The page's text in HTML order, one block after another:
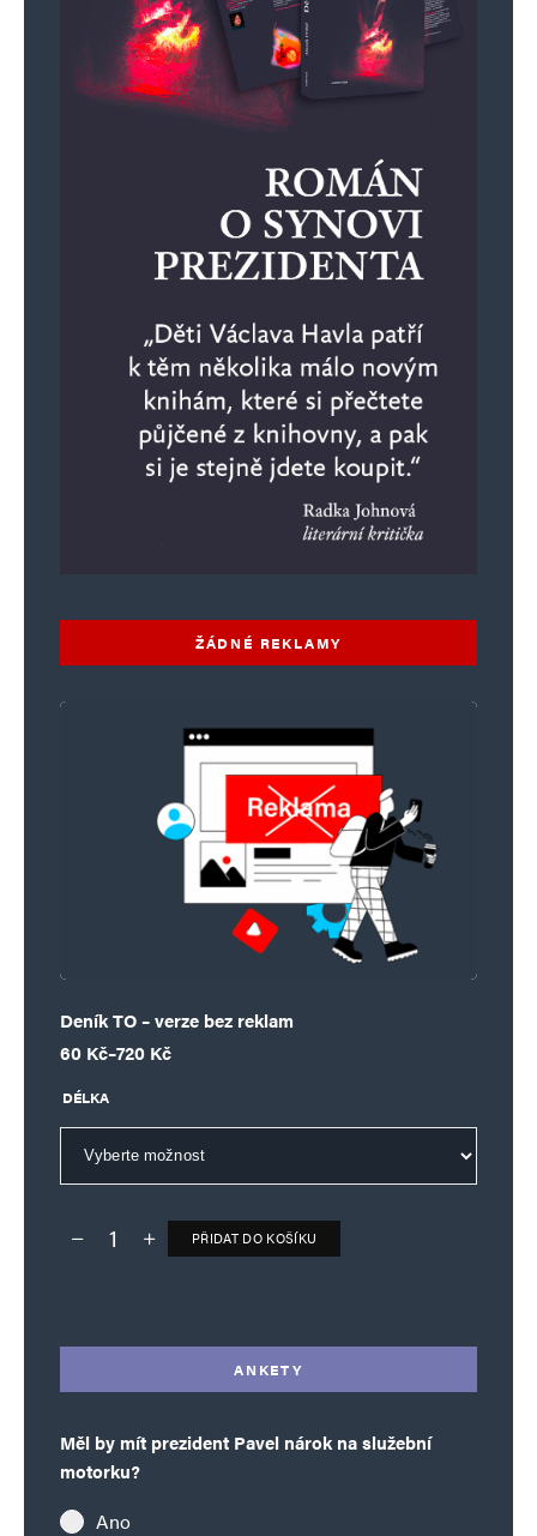
Webová stránka
Uložit do prohlížeče jméno, e-mail a webovou stránku pro budoucí
Informujte mě o nových komentářích e-mailem.
Informujte mě o nových příspěvcích e-mailem.
ŽÁDNÉ REKLAMY
Deník TO – verze bez reklam
60 Kč–720 Kč
Rozpětí cen: 60 Kč až 720 Kč
DÉLKA
Deník TO – verze bez reklam množství
PŘIDAT DO KOŠÍKU
ANKETY
Měl by mít prezident Pavel nárok na služební
motorku?
Ano